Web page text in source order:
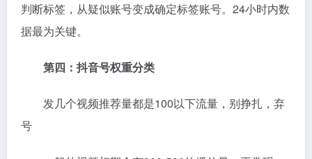
判断标签，从疑似账号变成确定标签账号。24小时内数
据最为关键。
第四：抖音号权重分类
发几个视频推荐量都是100以下流量，别挣扎，弃
号